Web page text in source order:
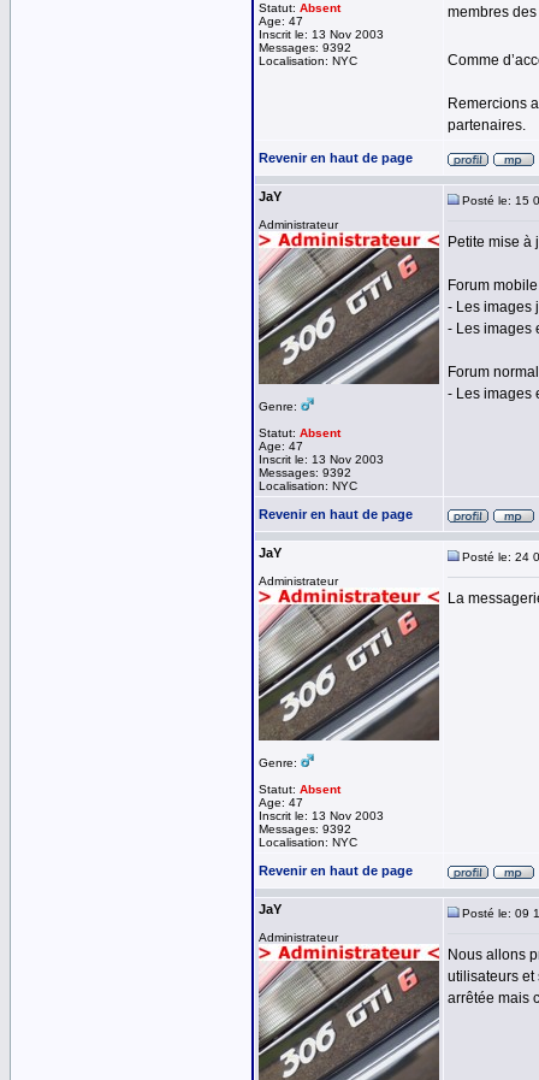
Statut: Absent
Age: 47
Inscrit le: 13 Nov 2003
Messages: 9392
Localisation: NYC
membres
Comme
Remercions
partenaires.
Revenir en haut de page
JaY
Administrateur
Genre:
Statut: Absent
Age: 47
Inscrit le: 13 Nov 2003
Messages: 9392
Localisation: NYC
Posté le: 15
Petite mise à
Forum
- Les images
- Les images
Forum
- Les images
Revenir en haut de page
JaY
Administrateur
Genre:
Statut: Absent
Age: 47
Inscrit le: 13 Nov 2003
Messages: 9392
Localisation: NYC
Posté le: 24
La
Revenir en haut de page
JaY
Administrateur
Posté le: 09
Nous allons
utilisateurs et
arrêtée mais